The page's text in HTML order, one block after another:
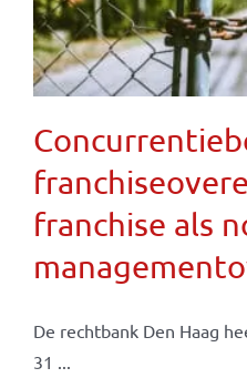
franchise als
De rechtbank Den Haag
31 ...